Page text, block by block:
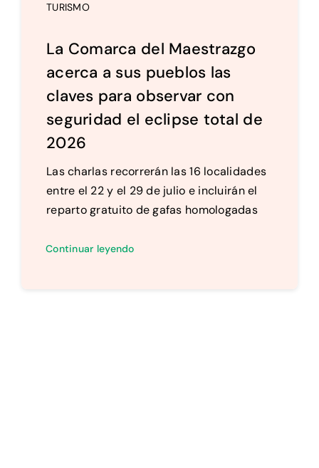
TURISMO
La Comarca del Maestrazgo
acerca a sus pueblos las
claves para observar con
seguridad el eclipse total de
2026
Las charlas recorrerán las 16 localidades
entre el 22 y el 29 de julio e incluirán el
reparto gratuito de gafas homologadas
Continuar leyendo